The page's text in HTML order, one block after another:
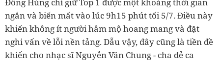
ngắn và biến mất vào lúc 9h15 phút tối 5/7. Điều này
khiến không ít người hâm mộ hoang mang và đặt
nghi vấn về lỗi nền tảng. Dẫu vậy, đây cũng là tiền đề
khiến cho nhạc sĩ Nguyễn Văn Chung - cha đẻ ca